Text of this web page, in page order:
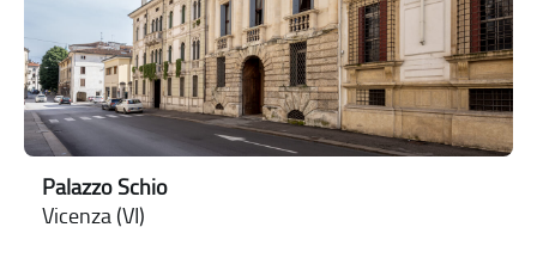
Palazzo Schio
Vicenza (VI)